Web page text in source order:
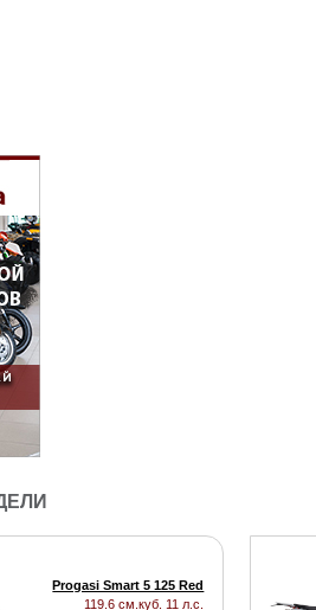
Progasi Smart 5 125 Red
119.6 см.куб. 11 л.с.